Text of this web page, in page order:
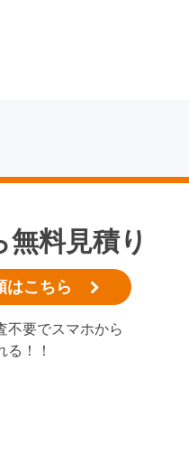
料見積り
はこちら
不要でスマホから
る！！